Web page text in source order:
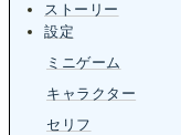
ストーリー
設定
ミニゲーム
キャラクター
セリフ